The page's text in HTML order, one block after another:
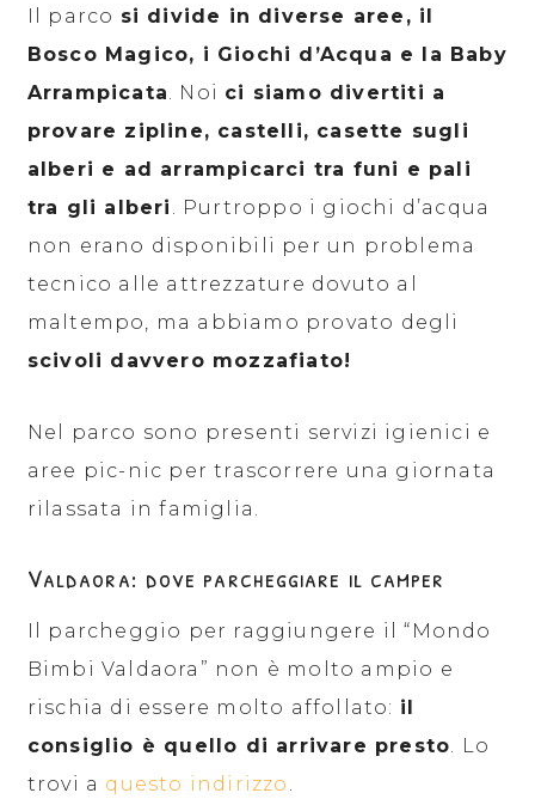
Il parco si divide in diverse aree, il
Bosco Magico, i Giochi d’Acqua e la Baby
Arrampicata. Noi ci siamo divertiti a
provare zipline, castelli, casette sugli
alberi e ad arrampicarci tra funi e pali
tra gli alberi . Purtroppo i giochi d’acqua
non erano disponibili per un problema
tecnico alle attrezzature dovuto al
maltempo, ma abbiamo provato degli
scivoli davvero mozzafiato!
Nel parco sono presenti servizi igienici e
aree pic-nic per trascorrere una giornata
rilassata in famiglia.
Valdaora: dove parcheggiare il camper
Il parcheggio per raggiungere il “Mondo
Bimbi Valdaora” non è molto ampio e
rischia di essere molto affollato: il
consiglio è quello di arrivare presto. Lo
trovi a questo indirizzo .